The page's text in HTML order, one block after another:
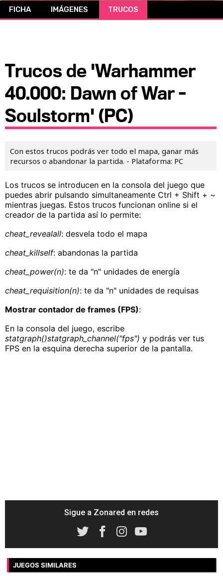
FICHA IMÁGENES TRUCOS
Trucos de 'Warhammer
40.000: Dawn of War -
Soulstorm' (PC)
Con estos trucos podrás ver todo el mapa, ganar más
recursos o abandonar la partida. - Plataforma: PC
Los trucos se introducen en la consola del juego que
puedes abrir pulsando simultaneamente Ctrl + Shift + ~
mientras juegas. Estos trucos funcionan online si el
creador de la partida así lo permite:
cheat_revealall: desvela todo el mapa
cheat_killself: abandonas la partida
cheat_power(n): te da "n" unidades de energía
cheat_requisition(n): te da "n" unidades de requisas
Mostrar contador de frames (FPS):
En la consola del juego, escribe
statgraph()statgraph_channel("fps") y podrás ver tus
FPS en la esquina derecha superior de la pantalla.
Sigue a Zonared en redes
JUEGOS SIMILARES